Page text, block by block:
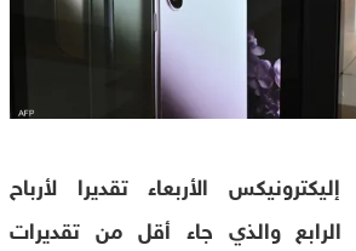
الأربعاء تقديرا لأرباح
والذي جاء أقل من تقديرات